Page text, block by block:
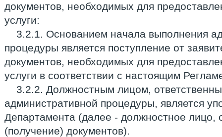
документов, необходимых для
услуги:
3.2.1. Основанием начала выполнения
процедуры является поступление от
документов, необходимых для
услуги в соответствии с настоящим
3.2.2. Должностным лицом,
административной процедуры, является
Департамента (далее - должностное лицо,
(получение) документов).